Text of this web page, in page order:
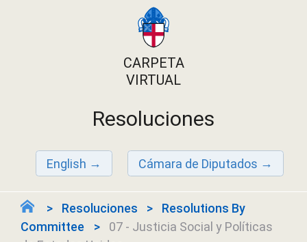
CARPETA
VIRTUAL
Resoluciones
English Cámara de Diputados
Resoluciones
Resolutions By
Committee
07 - Justicia Social y Políticas